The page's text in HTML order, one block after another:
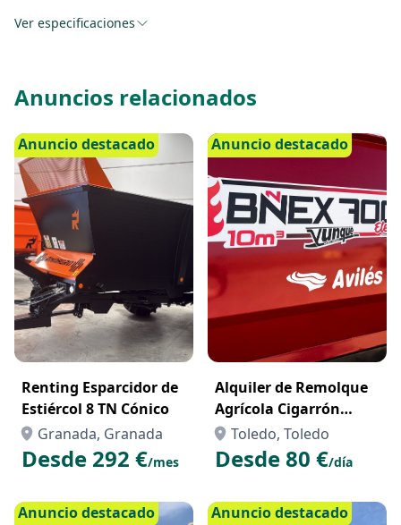
Ver especificaciones
Anuncios relacionados
Anuncio destacado
Renting Esparcidor de
Estiércol 8 TN Cónico
Granada, Granada
Desde 292 €/mes
Anuncio destacado
Alquiler de Remolque
Agrícola Cigarrón
Yunque de 10 m³ en
Toledo – Resistencia y
Capacidad para el
Toledo, Toledo
Desde 80 €/día
Anuncio destacado Anuncio destacado